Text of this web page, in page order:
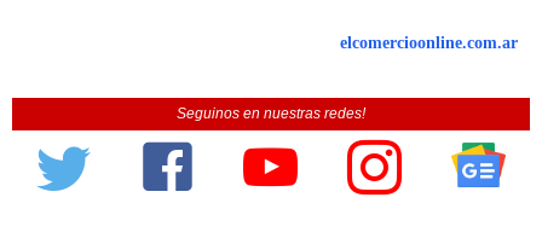
elcomercioonline.com.ar
Seguinos en nuestras redes!